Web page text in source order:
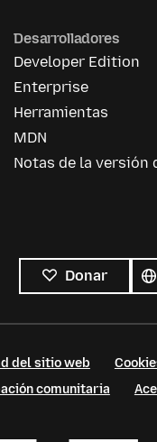
Desarrolladores
Developer Edition
Enterprise
Herramientas
MDN
Notas de la versión
Donar
los
del sitio web
comunitaria